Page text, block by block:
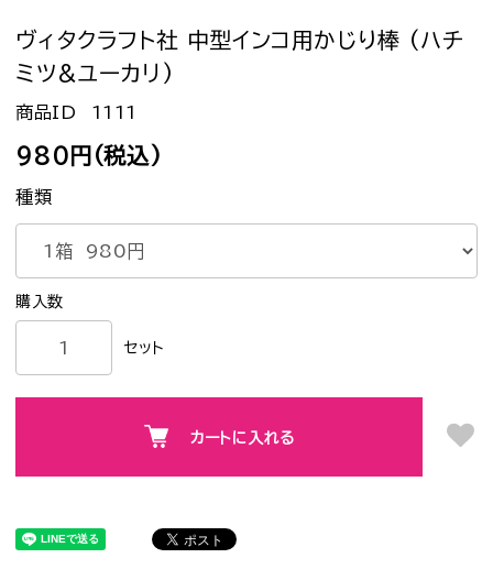
ヴィタクラフト社 中型インコ用かじり棒 (ハチ
ミツ&ユーカリ)
1111
980円(税込)
種類
セット
カートに入れる